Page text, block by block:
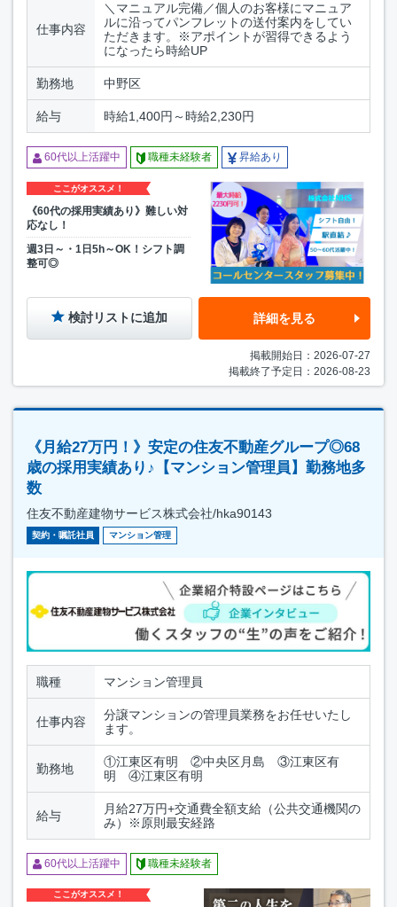
仕事内容
＼マニュアル完備／個人のお客様にマニュア
ルに沿ってパンフレットの送付案内をしてい
ただきます。※アポイントが習得できるよう
になったら時給UP
勤務地 中野区
給与 時給1,400円～時給2,230円
60代以上活躍中 職種未経験者 昇給あり
ここがオススメ！
《60代の採用実績あり》難しい対
応なし！
週3日～・1日5h～OK！シフト調
整可◎
検討リストに追加 詳細を見る
掲載開始日：2026-07-27
掲載終了予定日：2026-08-23
《月給27万円！》安定の住友不動産グループ◎68
歳の採用実績あり♪【マンション管理員】勤務地多
数
住友不動産建物サービス株式会社/hka90143
契約・嘱託社員 マンション管理
職種 マンション管理員
仕事内容
分譲マンションの管理員業務をお任せいたし
ます。
勤務地
①江東区有明 ②中央区月島 ③江東区有
明 ④江東区有明
給与
月給27万円+交通費全額支給（公共交通機関の
み）※原則最安経路
60代以上活躍中 職種未経験者
ここがオススメ！